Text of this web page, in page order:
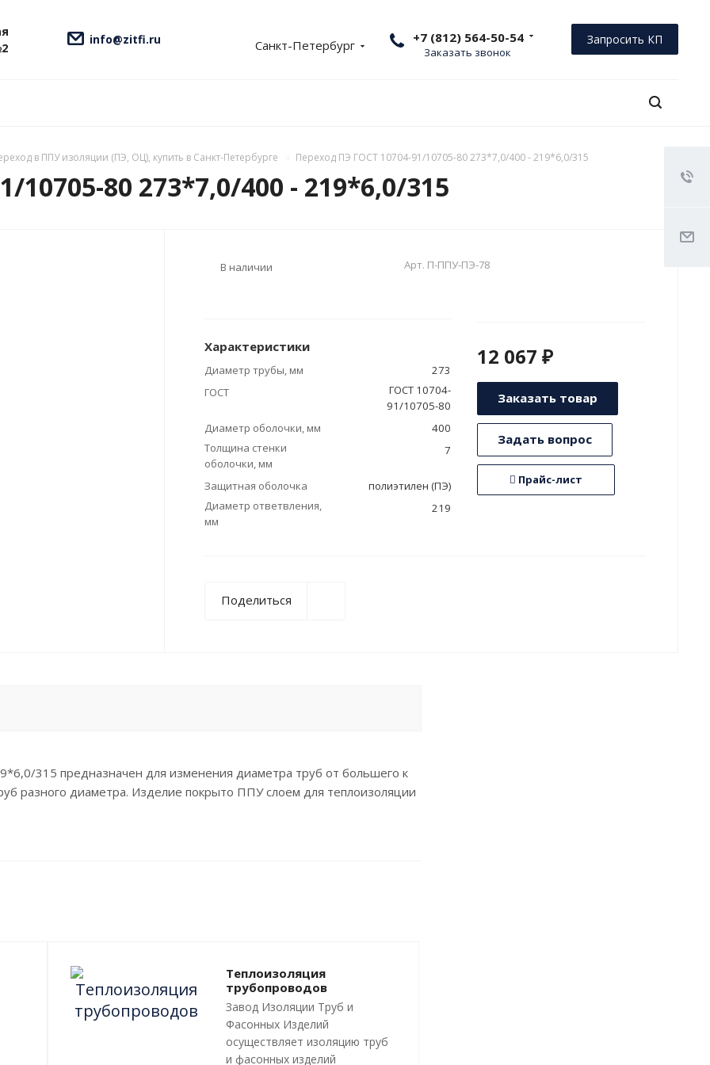
Санкт-Петербург +7 (812) 564-50-54
Заказать звонок
Запросить КП
info@zitfi.ru
в ППУ изоляции (ПЭ, ОЦ), купить в Санкт-Петербурге Переход ПЭ ГОСТ 10704-91/10705-80 273*7,0/400 - 219*6,0/315
10705-80 273*7,0/400 - 219*6,0/315
В наличии Арт. П-ППУ-ПЭ-78
Характеристики
Диаметр трубы, мм
273
ГОСТ
ГОСТ 10704-
91/10705-80
Диаметр оболочки, мм
400
Толщина стенки
оболочки, мм
7
Защитная оболочка
полиэтилен (ПЭ)
Диаметр ответвления,
мм
219
12 067 ₽
Заказать товар
Задать вопрос
Прайс-лист
Поделиться
315 предназначен для изменения диаметра труб от большего к
разного диаметра. Изделие покрыто ППУ слоем для теплоизоляции
Теплоизоляция
трубопроводов
Завод Изоляции Труб и
Фасонных Изделий
осуществляет изоляцию труб
и фасонных изделий